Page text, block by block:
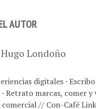
AUTOR
Hugo Londoño
digitales ·
Retrato marcas, comer y
// Con-Café